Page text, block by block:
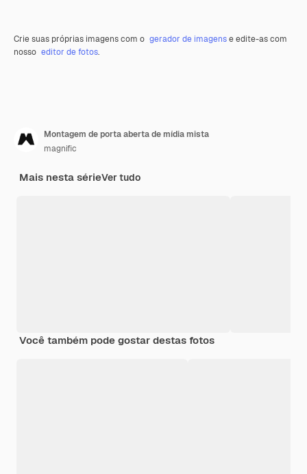
Crie suas próprias imagens com o gerador de imagense edite-as com
nosso editor de fotos.
Montagem de porta aberta de mídia mista
magnific
Mais nesta sérieVer tudo
Você também pode gostar destas fotos